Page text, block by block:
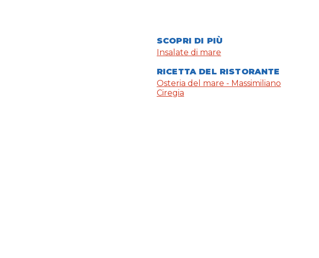
SCOPRI DI PIÙ
Insalate di mare
RICETTA DEL RISTORANTE
Osteria del mare - Massimiliano
Ciregia